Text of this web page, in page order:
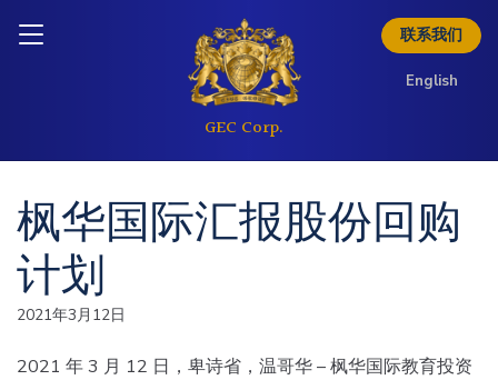
联系我们
English
枫华国际汇报股份回购
计划
2021年3月12日
2021 年 3 月 12 日，卑诗省，温哥华 – 枫华国际教育投资
Inquire today